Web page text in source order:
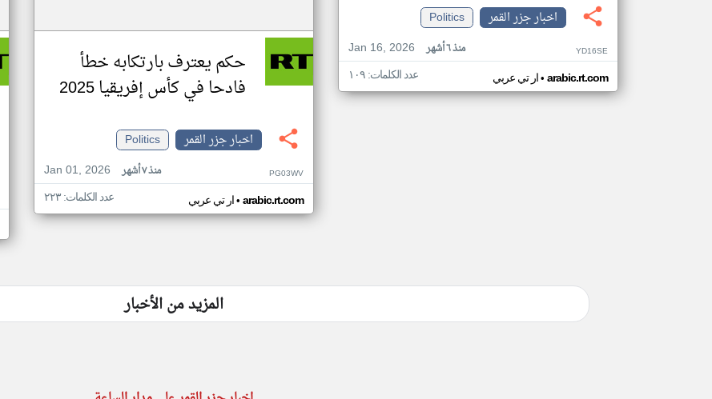
اخبار جزر القمر
Politics
Jan 16, 2026
منذ ٦ أشهر YD16SE
ار تي عربي• arabic.rt.com عدد الكلمات: ١٠٩
حكم يعترف بارتكابه خطأ
فادحا في كأس إفريقيا 2025
اخبار جزر القمر
Politics
Jan 01, 2026
منذ ٧ أشهر PG03WV
ار تي عربي• arabic.rt.com عدد الكلمات: ٢٢٣
المزيد من الأخبار